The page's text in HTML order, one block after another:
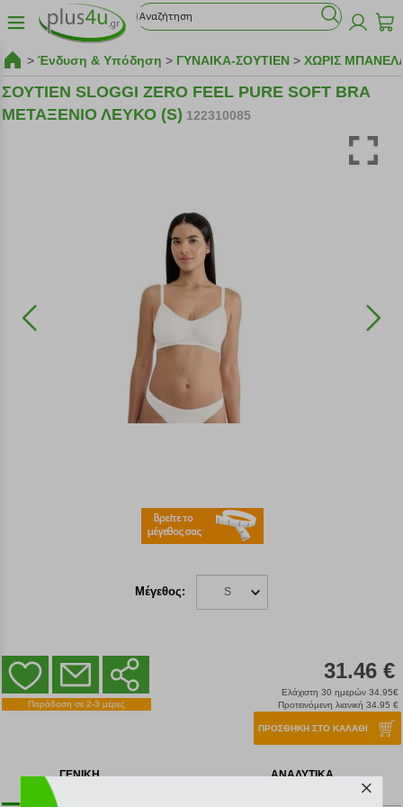
> Ένδυση & Υπόδηση > ΓΥΝΑΙΚΑ-ΣΟΥΤΙΕΝ > ΧΩΡΙΣ
ΣΟΥΤΙΕΝ SLOGGI ZERO FEEL PURE SOFT BRA
ΜΕΤΑΞΕΝΙΟ ΛΕΥΚΟ (S) 122310085
Μέγεθος: S
Παράδοση σε 2-3 μέρες
31.46 €
Ελάχιστη 30 ημερών 34.95€
Προτεινόμενη λιανική 34.95 €
ΠΡΟΣΘΗΚΗ ΣΤΟ ΚΑΛΑΘΙ
ΓΕΝΙΚΗ
ΠΕΡΙΓΡΑΦΗ
ΑΝΑΛΥΤΙΚΑ